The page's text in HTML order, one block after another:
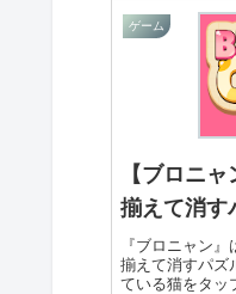
ゲーム
【ブロニ
揃えて消す
『ブロニャン
揃えて消すパズ
ている猫をタッ